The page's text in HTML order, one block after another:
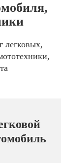
легковых,